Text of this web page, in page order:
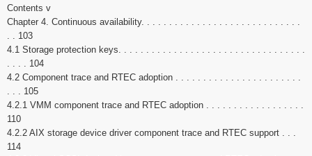
Contents v
Chapter 4. Continuous availability. . . . . . . . . . . . . . . . . . . . . . . . . . . . .
. . 103
4.1 Storage protection keys. . . . . . . . . . . . . . . . . . . . . . . . . . . . . . . . . .
. . . . 104
4.2 Component trace and RTEC adoption . . . . . . . . . . . . . . . . . . . . . . .
. . . 105
4.2.1 VMM component trace and RTEC adoption . . . . . . . . . . . . . . . . . .
110
4.2.2 AIX storage device driver component trace and RTEC support . . .
114